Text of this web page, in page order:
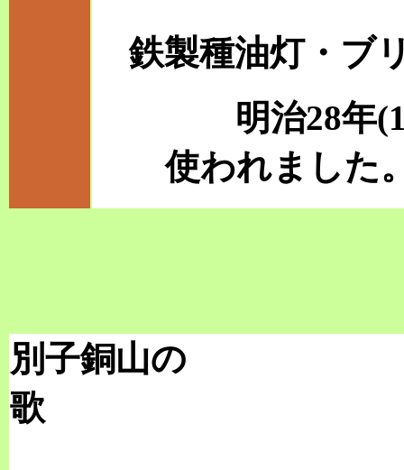
鉄製種油灯・ブ
明治28年
使われました
別子銅山の